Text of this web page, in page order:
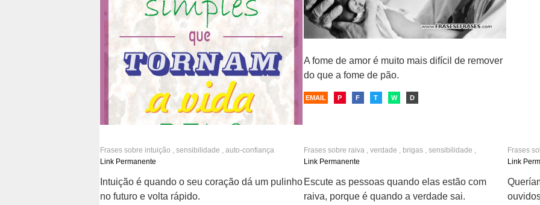
São os momentos simples que tornam a vida
A fome de amor é muito mais difícil de remover
do que a fome de pão.
EMAIL P F T W D
Frases sobre intuição , sensibilidade , auto-confiança
Link Permanente
Intuição é quando o seu coração dá um pulinho
no futuro e volta rápido.
Frases sobre raiva, verdade , brigas, sensibilidade ,
percepção,sinceridade
Link Permanente
Escute as pessoas quando elas estão com
raiva, porque é quando a verdade sai.
Frases
Link